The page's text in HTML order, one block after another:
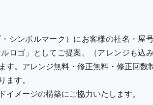
シンボルマーク）にお客様の社名・屋
ロゴ」としてご提案。（アレンジも込
。アレンジ無料・修正無料・修正回数
す。
メージの構築にご協力いたします。